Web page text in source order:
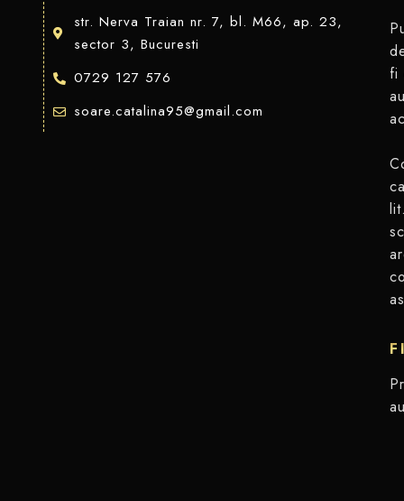
str. Nerva Traian nr. 7, bl. M66, ap. 23,
sector 3, Bucuresti
0729 127 576
soare.catalina95@gmail.com
fi